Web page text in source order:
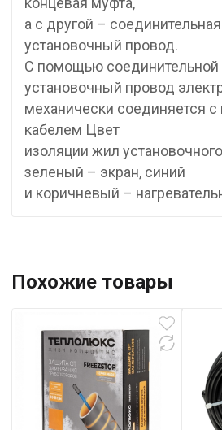
а с другой –
установочный провод.
С помощью
установочный провод
механически соединяется с
кабелем Цвет
изоляции жил
зеленый – экран, синий
и коричневый –
Похожие товары